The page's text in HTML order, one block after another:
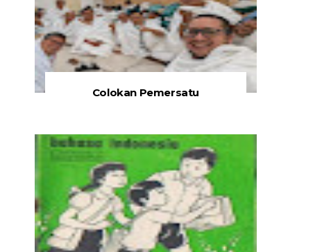
Colokan Pemersatu